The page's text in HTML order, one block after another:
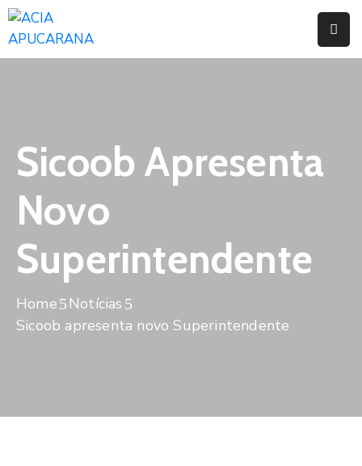
Serviços
Campanhas
Convênios
Benefícios
Desenvolve
Sicoob Apresenta
Novo
Superintendente
Home
Notícias
Sicoob apresenta novo Superintendente